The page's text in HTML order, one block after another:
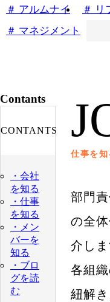
アルムナイ
リ
マネジメント
Contants
CONTANTS
・会社
を知る
・仕事
を知る
・メン
バーを
知る
・ブロ
グを読
む
仕事を知
部門
の全
介しま
各組
紐解